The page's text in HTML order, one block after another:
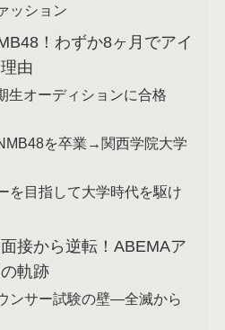
ッション
！わずか8ヶ月でアイ
由
生オーディションに合格
を卒業→関西学院大学
を目指して大学時代を駆け
接から逆転！ABEMAア
軌跡
ンサー試験の壁—全滅から